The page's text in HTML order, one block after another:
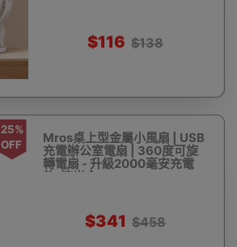
$116 $138
25%
OFF
Mros桌上型金屬小風扇 | USB
充電辦公室電扇 | 360度可旋
轉電扇 - 升級2000毫安充電
款-流光金
$341 $458